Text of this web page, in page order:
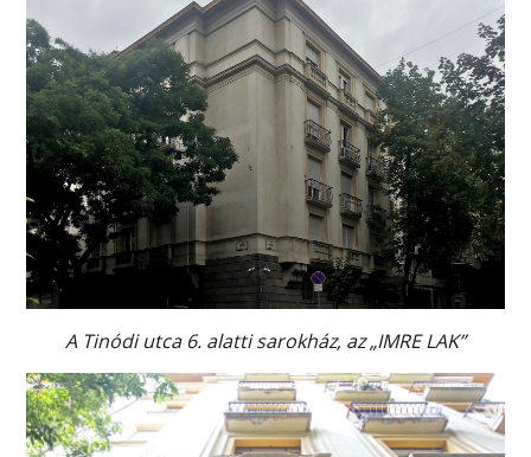
A Tinódi utca 6. alatti sarokház, az „IMRE LAK”